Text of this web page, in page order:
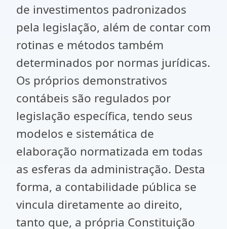
de investimentos padronizados
pela legislação, além de contar com
rotinas e métodos também
determinados por normas jurídicas.
Os próprios demonstrativos
contábeis são regulados por
legislação específica, tendo seus
modelos e sistemática de
elaboração normatizada em todas
as esferas da administração. Desta
forma, a contabilidade pública se
vincula diretamente ao direito,
tanto que, a própria Constituição